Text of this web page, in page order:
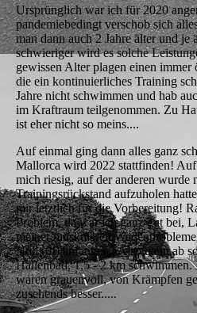
Ursprünglich war ich für 2020
pandemiebedingt verschob sich
man dann auch 2 Jahre älter und je
schwieriger wird es solche
gewissen Alter plagen einen
die ein kontinuierliches Training
Jahre nicht schwimmen und hab
im Kraftraum teilgenommen. Zu
ist eher nicht so meins....
Auf einmal ging dann alles ganz
Mallorca wird 2022 stattfinden! Auf
mich riesig, auf der anderen wurde
Trainingsrückstand aufzuholen
mir letztlich für die Vorbereitung!
Problem, da war ich ganz gut bei,
meiner muskulären
Null (0!) anfangen.. Also dann ab
Hallenbad, 1,5 - 2 km schwimmen.
waren grauenvoll, von Krämpfen
zusehends besser.....